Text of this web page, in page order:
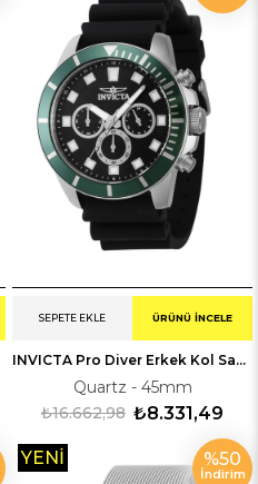
INVICTA Pro Diver Erkek Kol Saati 246078
Quartz - 45mm
₺8.331,49
₺16.662,98
SEPETE EKLE ÜRÜNÜ İNCELE
%50
İndirim
YENI